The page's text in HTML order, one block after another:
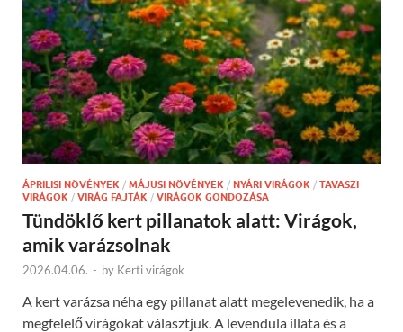
ÁPRILISI NÖVÉNYEK / MÁJUSI NÖVÉNYEK / NYÁRI VIRÁGOK / TAVASZI
VIRÁGOK / VIRÁG FAJTÁK / VIRÁGOK GONDOZÁSA
Tündöklő kert pillanatok alatt: Virágok,
amik varázsolnak
2026.04.06. - by Kerti virágok
A kert varázsa néha egy pillanat alatt megelevenedik, ha a
megfelelő virágokat választjuk. A levendula illata és a